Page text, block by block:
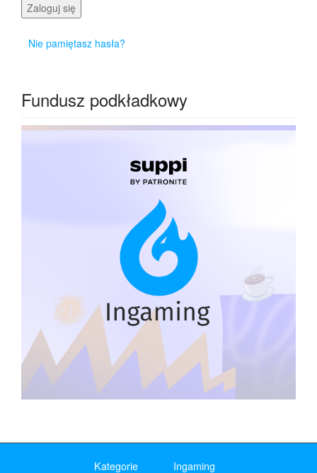
Zaloguj się
Nie pamiętasz hasła?
Fundusz podkładkowy
Kategorie Ingaming